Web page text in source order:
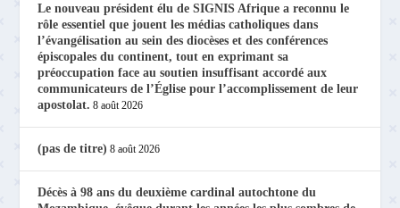
Le nouveau président élu de SIGNIS Afrique a reconnu le
rôle essentiel que jouent les médias catholiques dans
l’évangélisation au sein des diocèses et des conférences
épiscopales du continent, tout en exprimant sa
préoccupation face au soutien insuffisant accordé aux
communicateurs de l’Église pour l’accomplissement de leur
apostolat. 8 août 2026
(pas de titre) 8 août 2026
Décès à 98 ans du deuxième cardinal autochtone du